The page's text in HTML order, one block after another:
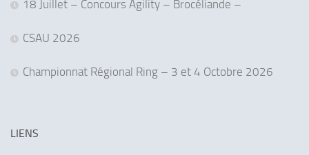
18 Juillet – Concours Agility – Brocéliande –
CSAU 2026
Championnat Régional Ring – 3 et 4 Octobre 2026
LIENS